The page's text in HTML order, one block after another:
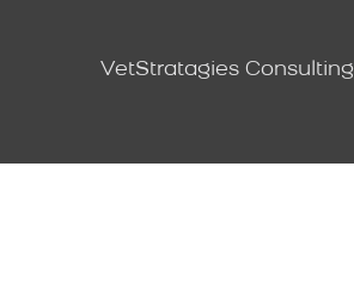
VetStratagies Consulting